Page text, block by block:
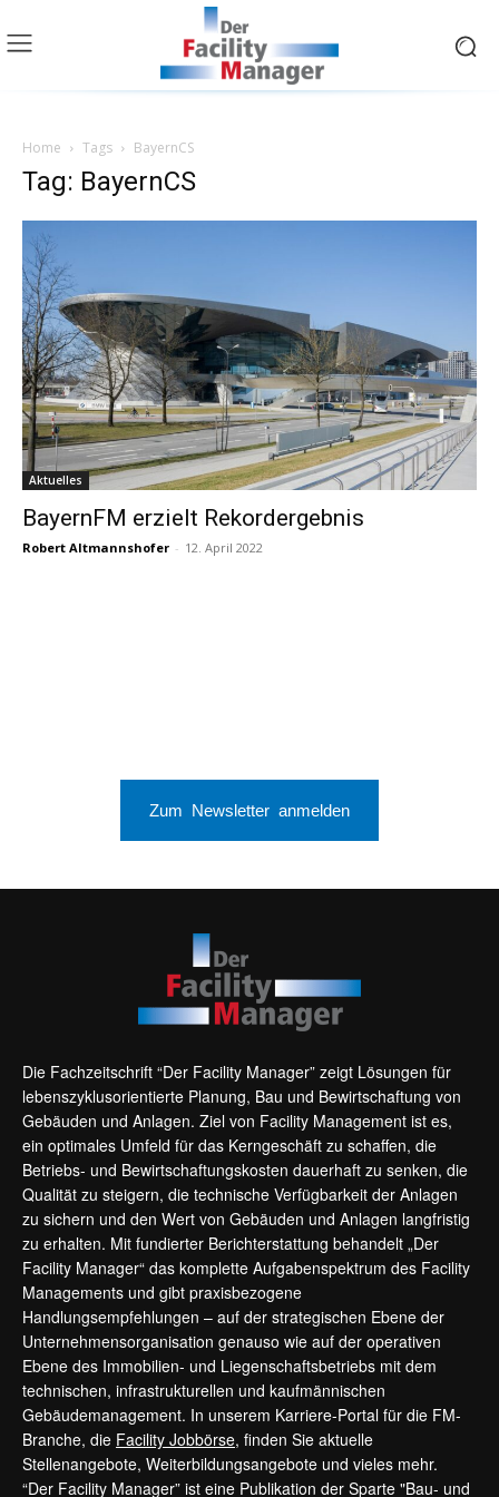
Home Tags BayernCS
Tag: BayernCS
Aktuelles
BayernFM erzielt Rekordergebnis
Robert Altmannshofer - 12. April 2022
Zum Newsletter anmelden
Die Fachzeitschrift “Der Facility Manager” zeigt Lösungen für
lebenszyklusorientierte Planung, Bau und Bewirtschaftung von
Gebäuden und Anlagen. Ziel von Facility Management ist es,
ein optimales Umfeld für das Kerngeschäft zu schaffen, die
Betriebs- und Bewirtschaftungskosten dauerhaft zu senken, die
Qualität zu steigern, die technische Verfügbarkeit der Anlagen
zu sichern und den Wert von Gebäuden und Anlagen langfristig
zu erhalten. Mit fundierter Berichterstattung behandelt „Der
Facility Manager“ das komplette Aufgabenspektrum des Facility
Managements und gibt praxisbezogene
Handlungsempfehlungen – auf der strategischen Ebene der
Unternehmensorganisation genauso wie auf der operativen
Ebene des Immobilien- und Liegenschaftsbetriebs mit dem
technischen, infrastrukturellen und kaufmännischen
Gebäudemanagement. In unserem Karriere-Portal für die FM-
Branche, die Facility Jobbörse, finden Sie aktuelle
Stellenangebote, Weiterbildungsangebote und vieles mehr.
“Der Facility Manager” ist eine Publikation der Sparte "Bau- und